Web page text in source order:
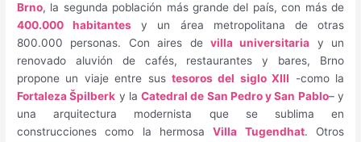
Brno, la segunda población más grande del país, con más de
400.000 habitantes y un área metropolitana de otras
800.000 personas. Con aires de villa universitaria y un
renovado aluvión de cafés, restaurantes y bares, Brno
propone un viaje entre sus tesoros del siglo XIII -como la
Fortaleza Špilberk y laCatedral de San Pedro y San Pablo– y
una arquitectura modernista que se sublima en
construcciones como la hermosaVilla Tugendhat. Otros